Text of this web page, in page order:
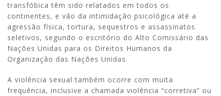
transfóbica têm sido relatados em todos os
continentes, e vão da intimidação psicológica até a
agressão física, tortura, sequestros e assassinatos
seletivos, segundo o escritório do Alto Comissário das
Nações Unidas para os Direitos Humanos da
Organização das Nações Unidas.
A violência sexual também ocorre com muita
frequência, inclusive a chamada violência “corretiva” ou